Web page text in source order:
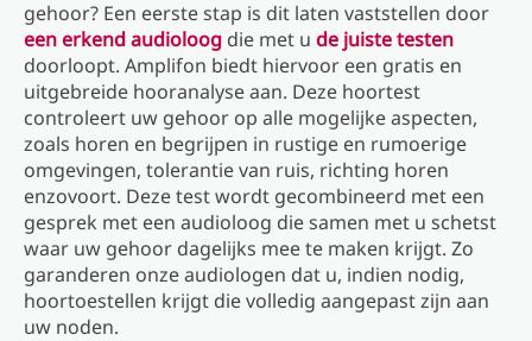
gehoor? Een eerste stap is dit laten vaststellen door
een erkend audioloog die met u de juiste testen
doorloopt. Amplifon biedt hiervoor een gratis en
uitgebreide hooranalyse aan. Deze hoortest
controleert uw gehoor op alle mogelijke aspecten,
zoals horen en begrijpen in rustige en rumoerige
omgevingen, tolerantie van ruis, richting horen
enzovoort. Deze test wordt gecombineerd met een
gesprek met een audioloog die samen met u schetst
waar uw gehoor dagelijks mee te maken krijgt. Zo
garanderen onze audiologen dat u, indien nodig,
hoortoestellen krijgt die volledig aangepast zijn aan
uw noden.